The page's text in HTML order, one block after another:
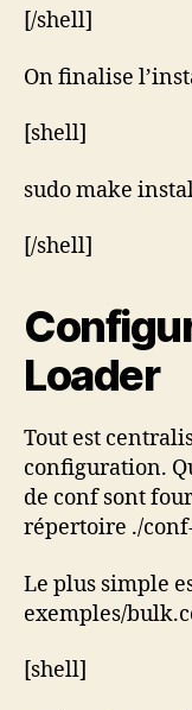
[/shell]
On finalise
[shell]
sudo make
[/shell]
Loader
Tout est
configuration.
de conf sont
répertoire ./
Le plus simple
exemples/
[shell]